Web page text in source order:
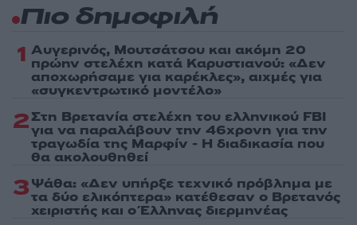
Πιο δημοφιλή
1 Αυγερινός, Μουτσάτσου και ακόμη 20
πρώην στελέχη κατά Καρυστιανού: «Δεν
αποχωρήσαμε για καρέκλες», αιχμές για
«συγκεντρωτικό μοντέλο»
2Στη Βρετανία στελέχη του ελληνικού FBI
για να παραλάβουν την 46χρονη για την
τραγωδία της Μαρφίν - Η διαδικασία που
θα ακολουθηθεί
3Ψάθα: «Δεν υπήρξε τεχνικό πρόβλημα με
τα δύο ελικόπτερα» κατέθεσαν ο Βρετανός
χειριστής και ο Έλληνας διερμηνέας